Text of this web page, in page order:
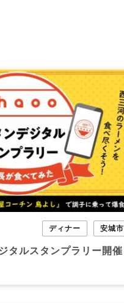
ディナー 安城市
タルスタンプラリー開催